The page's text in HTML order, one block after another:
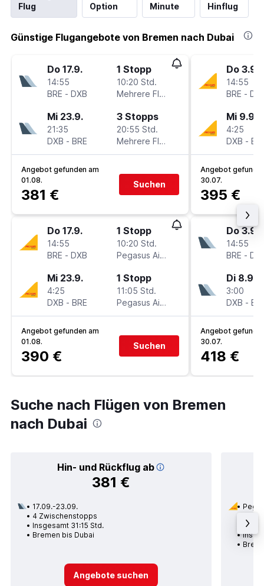
Flug
Option
Minute
Hinflug
Günstige Flugangebote von Bremen nach Dubai
Do 17.9.
14:55
BRE - DXB
1 Stopp
10:20 Std.
Mehrere Fluglinien
Mi 23.9.
21:35
DXB - BRE
3 Stopps
20:55 Std.
Mehrere Fluglinien
Angebot gefunden am
01.08.
381 €
Suchen
Do 17.9.
14:55
BRE - DXB
1 Stopp
10:20 Std.
Pegasus Airlines
Mi 23.9.
4:25
DXB - BRE
1 Stopp
11:05 Std.
Pegasus Airlines
Angebot gefunden am
01.08.
390 €
Suchen
Do 3.9.
14:55
BRE -
Mi 9.9.
4:25
DXB -
Angebot
30.07.
395 €
Do 3.9.
14:55
BRE -
Di 8.9.
3:00
DXB -
Angebot
30.07.
418 €
Suche nach Flügen von Bremen
nach Dubai
Hin- und Rückflug ab
381 €
17.09.-23.09.
4 Zwischenstopps
Insgesamt 31:15 Std.
Bremen bis Dubai
Angebote suchen
1